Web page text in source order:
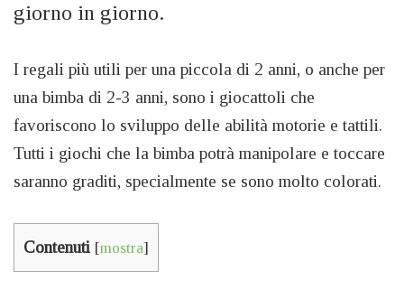
giorno in giorno.
I regali più utili per una piccola di 2 anni, o anche per
una bimba di 2-3 anni, sono i giocattoli che
favoriscono lo sviluppo delle abilità motorie e tattili.
Tutti i giochi che la bimba potrà manipolare e toccare
saranno graditi, specialmente se sono molto colorati.
Contenuti [mostra]